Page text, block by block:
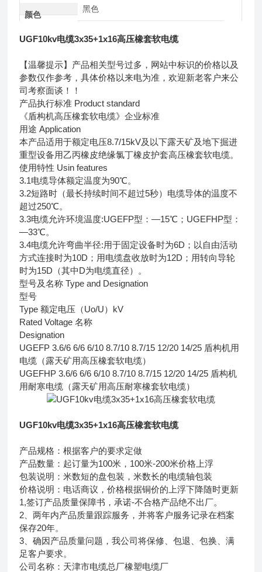
颜色
黑色
UGF10kv电缆3x35+1x16高压橡套软电缆
【温馨提示】产品相关型号过多，网站中标识的价格以及
参数仅作参考，具体价格以来电为准，欢迎新老客户来公
司考察面谈！！
产品执行标准 Product standard
《盾构机高压橡套软电缆》企业标准
用途 Application
本产品适用于额定电压8.7/15kV及以下露天矿及地下掘进
重型设备用乙丙橡皮绝缘氯丁橡皮护套高压橡套软电缆。
使用特性 Usin features
3.1电缆导体额定温度为90℃。
3.2短路时（最长持续时间不超过5秒）电缆导体的温度不
超过250℃。
3.3电缆允许环境温度:UGEFP型：—15℃；UGEFHP型：
—33℃。
3.4电缆允许弯曲半径:用于固定设备时为6D；以自由活动
方式连接时为10D；用电缆盘收放时为12D；用转向导轮
时为15D（其中D为电缆直径）。
型号及名称 Type and Designation
型号
Type 额定电压（Uo/U）kV
Rated Voltage 名称
Designation
UGEFP 3.6/6 6/6 6/10 8.7/10 8.7/15 12/20 14/25 盾构机用
电缆（露天矿用高压橡套软电缆）
UGEFHP 3.6/6 6/6 6/10 8.7/10 8.7/15 12/20 14/25 盾构机
用耐寒电缆（露天矿用高压耐寒橡套软电缆）
UGF10kv电缆3x35+1x16高压橡套软电缆
产品规格：根据客户的要求定做
产品数量：起订量为100米，100米-200米价格上浮
包装说明：米数短的盘包装，米数长的电缆轴包装
价格说明：电话商议，价格根据铜价的上浮下降随时更新
1,签订产品质量保障书，承诺-不合格产品绝不出厂。
2、两年内产品质量跟踪服务，并将客户服务记录在档案
保存20年。
3、确因产品质量问题，我公司将保修、包退、包换、满
足客户要求。
公司名称：天津市电缆总厂橡塑电缆厂